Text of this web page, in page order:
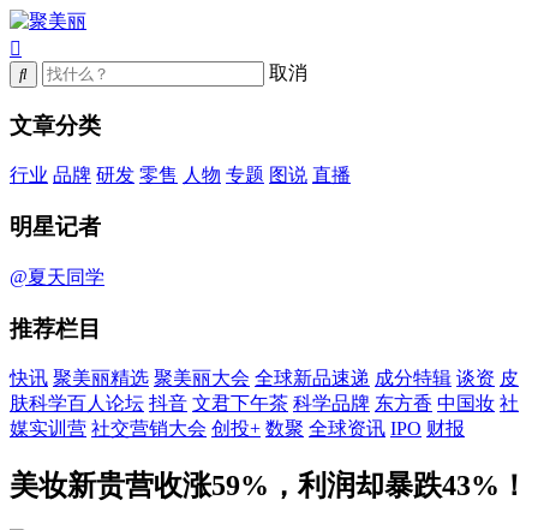
取消
文章分类
行业 品牌 研发 零售 人物 专题 图说 直播
明星记者
@夏天同学
推荐栏目
快讯 聚美丽精选 聚美丽大会 全球新品速递 成分特辑 谈资 皮
肤科学百人论坛 抖音 文君下午茶 科学品牌 东方香 中国妆 社
媒实训营 社交营销大会 创投+ 数聚 全球资讯 IPO 财报
美妆新贵营收涨59%，利润却暴跌43%！